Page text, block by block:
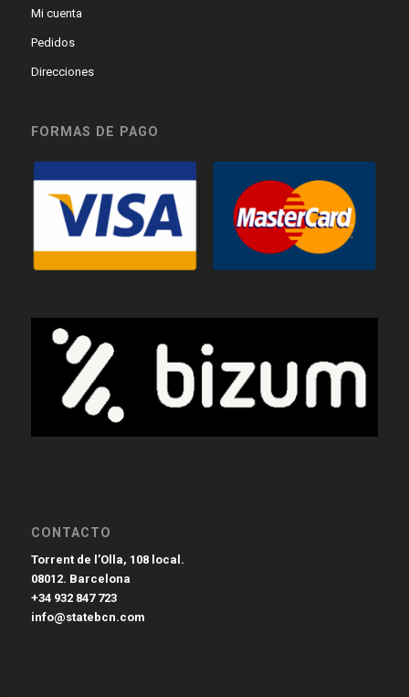
Mi cuenta
Pedidos
Direcciones
FORMAS DE PAGO
CONTACTO
Torrent de l’Olla, 108 local.
08012. Barcelona
+34 932 847 723
info@statebcn.com